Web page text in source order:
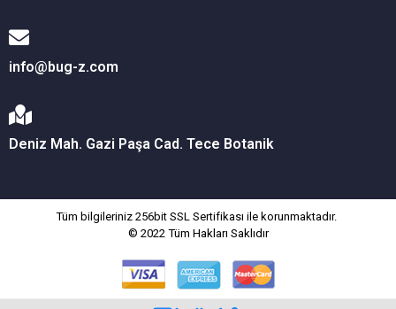
info@bug-z.com
Deniz Mah. Gazi Paşa Cad. Tece Botanik
Tüm bilgileriniz 256bit SSL Sertifikası ile korunmaktadır.
© 2022 Tüm Hakları Saklıdır